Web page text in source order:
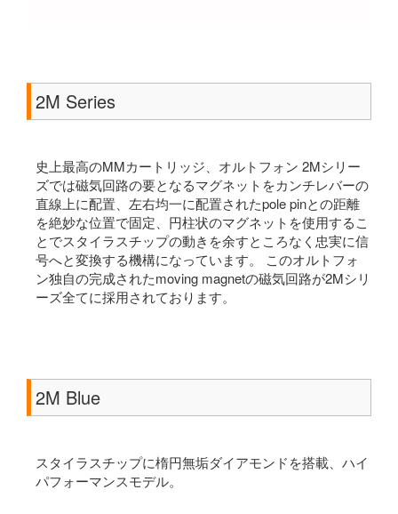
2M Series
史上最高のMMカートリッジ、オルトフォン 2Mシリー
ズでは磁気回路の要となるマグネットをカンチレバーの
直線上に配置、左右均一に配置されたpole pinとの距離
を絶妙な位置で固定、円柱状のマグネットを使用するこ
とでスタイラスチップの動きを余すところなく忠実に信
号へと変換する機構になっています。 このオルトフォ
ン独自の完成されたmoving magnetの磁気回路が2Mシリ
ーズ全てに採用されております。
2M Blue
スタイラスチップに楕円無垢ダイアモンドを搭載、ハイ
パフォーマンスモデル。